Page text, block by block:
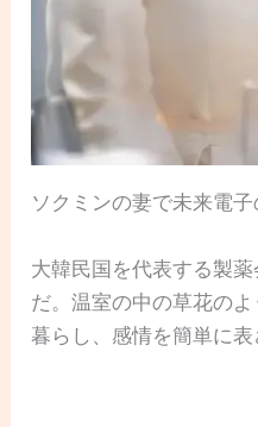
ソクミンの妻で未来電子
大韓民国を代表する製
だ。温室の中の草花の
暮らし、感情を簡単に表